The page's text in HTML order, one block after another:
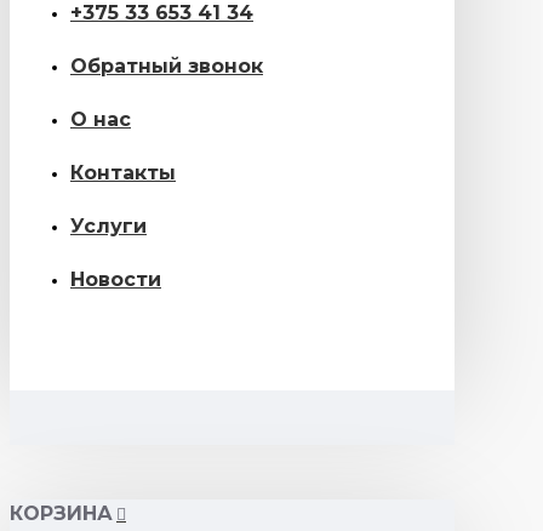
+375 33 653 41 34
Обратный звонок
О нас
Контакты
Услуги
Новости
КОРЗИНА